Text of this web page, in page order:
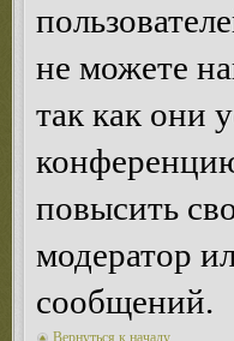
не можете
так как они
повысить
модератор
сообщений.
Вернуться к началу